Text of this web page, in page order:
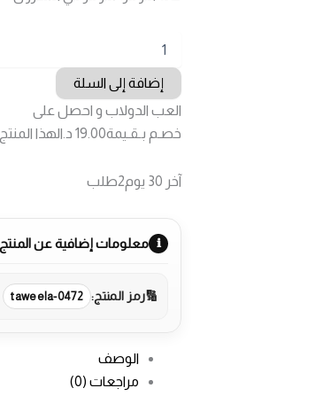
ثلاجة
هايسنس
-
635
لتر
علوي
إضافة إلى السلة
العب الدولاب و احصل على
خصـم بـقـيمة19.00 د.ا لهذا المنتج
آخر 30 يوم 2طلب
معلومات إضافية عن المنتج
رمز المنتج: taweela-0472
الوصف
مراجعات (0)